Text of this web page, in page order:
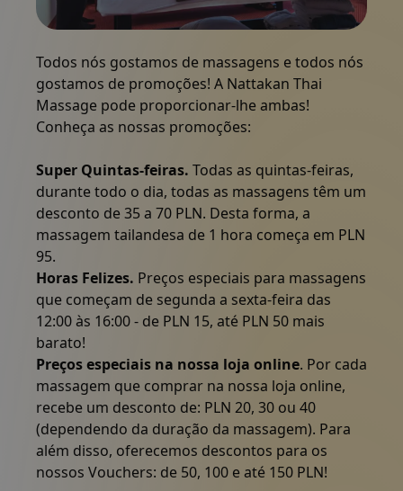
Galeria
Notícias
Loja online
Contactar-nos
Todos nós gostamos de massagens e todos nós
gostamos de promoções! A Nattakan Thai
Massage pode proporcionar-lhe ambas!
Conheça as nossas promoções:
Super Quintas-feiras. Todas as quintas-feiras,
durante todo o dia, todas as massagens têm um
desconto de 35 a 70 PLN. Desta forma, a
massagem tailandesa de 1 hora começa em PLN
95.
Horas Felizes. Preços especiais para massagens
que começam de segunda a sexta-feira das
12:00 às 16:00 - de PLN 15, até PLN 50 mais
barato!
Preços especiais na nossa loja online. Por cada
massagem que comprar na nossa loja online,
recebe um desconto de: PLN 20, 30 ou 40
(dependendo da duração da massagem). Para
além disso, oferecemos descontos para os
nossos Vouchers: de 50, 100 e até 150 PLN!